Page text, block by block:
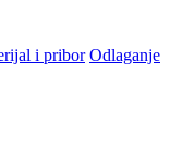
i pribor Odlaganje